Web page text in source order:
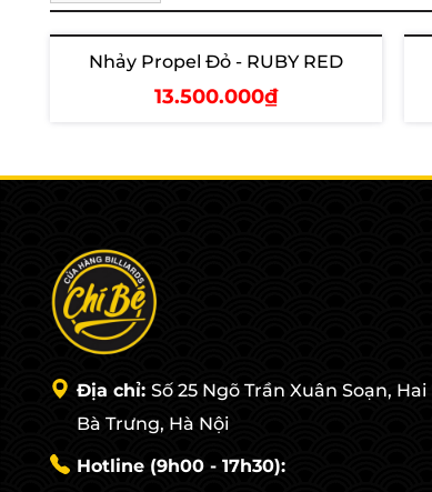
Hết hàng
Nhảy Propel Đỏ - RUBY RED
13.500.000₫
Địa chỉ: Số 25 Ngõ Trần Xuân Soạn, Hai
Bà Trưng, Hà Nội
Hotline (9h00 - 17h30):